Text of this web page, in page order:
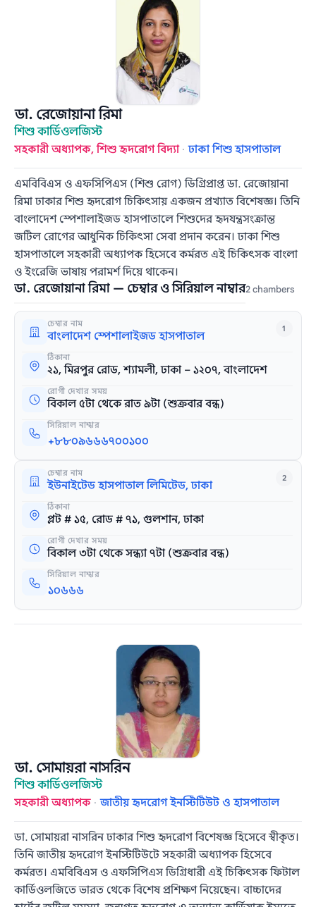
ডা. রেজোয়ানা রিমা
শিশু কার্ডিওলজিস্ট
সহকারী অধ্যাপক, শিশু হৃদরোগ বিদ্যা ·ঢাকা শিশু হাসপাতাল
এমবিবিএস ও এফসিপিএস (শিশু রোগ) ডিগ্রিপ্রাপ্ত ডা. রেজোয়ানা
রিমা ঢাকার শিশু হৃদরোগ চিকিৎসায় একজন প্রখ্যাত বিশেষজ্ঞ। তিনি
বাংলাদেশ স্পেশালাইজড হাসপাতালে শিশুদের হৃদযন্ত্রসংক্রান্ত
জটিল রোগের আধুনিক চিকিৎসা সেবা প্রদান করেন। ঢাকা শিশু
হাসপাতালে সহকারী অধ্যাপক হিসেবে কর্মরত এই চিকিৎসক বাংলা
ও ইংরেজি ভাষায় পরামর্শ দিয়ে থাকেন।
ডা. রেজোয়ানা রিমা — চেম্বার ও সিরিয়াল নাম্বার2 chambers
1
চেম্বার নাম
বাংলাদেশ স্পেশালাইজড হাসপাতাল
ঠিকানা
২১, মিরপুর রোড, শ্যামলী, ঢাকা – ১২০৭, বাংলাদেশ
রোগী দেখার সময়
বিকাল ৫টা থেকে রাত ৯টা (শুক্রবার বন্ধ)
সিরিয়াল নাম্বার
+৮৮০৯৬৬৬৭০০১০০
2
চেম্বার নাম
ইউনাইটেড হাসপাতাল লিমিটেড, ঢাকা
ঠিকানা
প্লট # ১৫, রোড # ৭১, গুলশান, ঢাকা
রোগী দেখার সময়
বিকাল ৩টা থেকে সন্ধ্যা ৭টা (শুক্রবার বন্ধ)
সিরিয়াল নাম্বার
১০৬৬৬
ডা. সোমায়রা নাসরিন
শিশু কার্ডিওলজিস্ট
সহকারী অধ্যাপক ·জাতীয় হৃদরোগ ইনস্টিটিউট ও হাসপাতাল
ডা. সোমায়রা নাসরিন ঢাকার শিশু হৃদরোগ বিশেষজ্ঞ হিসেবে স্বীকৃত।
তিনি জাতীয় হৃদরোগ ইনস্টিটিউটে সহকারী অধ্যাপক হিসেবে
কর্মরত। এমবিবিএস ও এফসিপিএস ডিগ্রিধারী এই চিকিৎসক ফিটাল
কার্ডিওলজিতে ভারত থেকে বিশেষ প্রশিক্ষণ নিয়েছেন। বাচ্চাদের